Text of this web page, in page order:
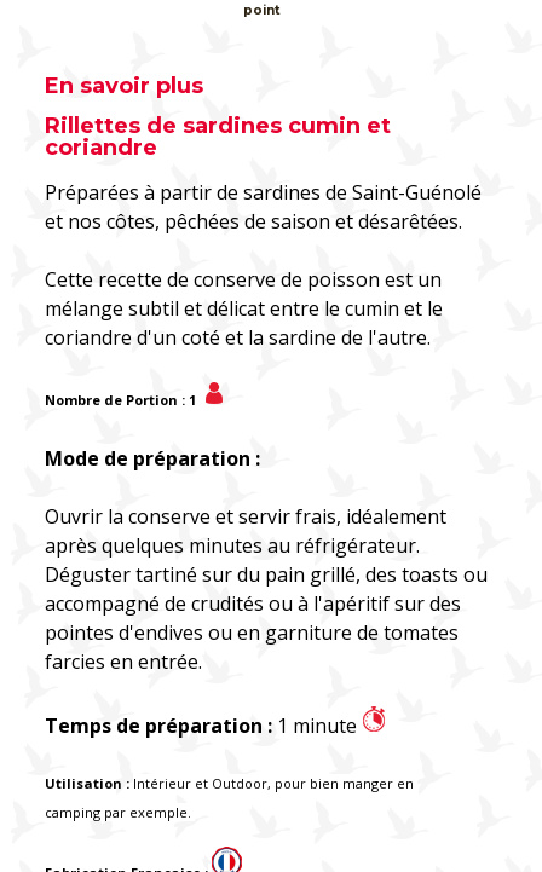
En savoir plus
Rillettes de sardines cumin et
coriandre
Préparées à partir de sardines de Saint-Guénolé
et nos côtes, pêchées de saison et désarêtées.
Cette recette de conserve de poisson est un
mélange subtil et délicat entre le cumin et le
coriandre d'un coté et la sardine de l'autre.
Nombre de Portion : 1
Mode de préparation :
Ouvrir la conserve et servir frais, idéalement
après quelques minutes au réfrigérateur.
Déguster tartiné sur du pain grillé, des toasts ou
accompagné de crudités ou à l'apéritif sur des
pointes d'endives ou en garniture de tomates
farcies en entrée.
Temps de préparation : 1 minute
Utilisation : Intérieur et Outdoor, pour bien manger en
camping par exemple.